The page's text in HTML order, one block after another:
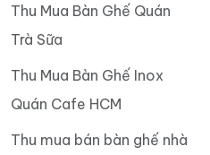
Thu Mua Bàn Ghế Quán
Trà Sữa
Thu Mua Bàn Ghế Inox
Quán Cafe HCM
Thu mua bán bàn ghế nhà